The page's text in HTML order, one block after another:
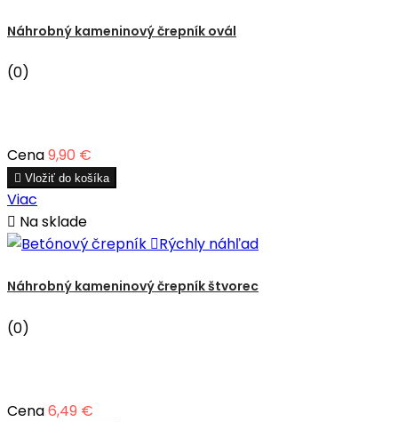
Náhrobný kameninový črepník ovál
(0)
Cena9,90 €
 Vložiť do košíka
Viac
 Na sklade
Rýchly náhľad
Náhrobný kameninový črepník štvorec
(0)
Cena6,49 €